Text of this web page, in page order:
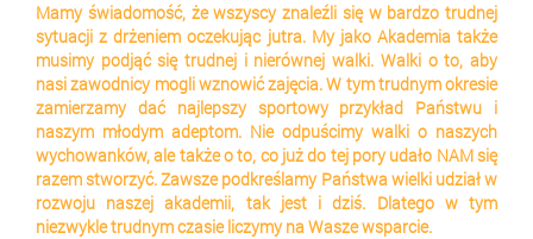
Mamy świadomość, że wszyscy znaleźli się w bardzo trudnej
sytuacji z drżeniem oczekując jutra. My jako Akademia także
musimy podjąć się trudnej i nierównej walki. Walki o to, aby
nasi zawodnicy mogli wznowić zajęcia. W tym trudnym okresie
zamierzamy dać najlepszy sportowy przykład Państwu i
naszym młodym adeptom. Nie odpuścimy walki o naszych
wychowanków, ale także o to, co już do tej pory udało NAM się
razem stworzyć. Zawsze podkreślamy Państwa wielki udział w
rozwoju naszej akademii, tak jest i dziś. Dlatego w tym
niezwykle trudnym czasie liczymy na Wasze wsparcie.